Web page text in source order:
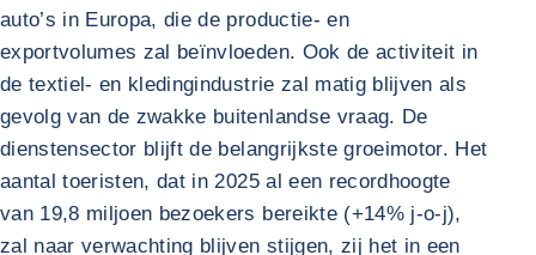
auto’s in Europa, die de productie- en
exportvolumes zal beïnvloeden. Ook de activiteit in
de textiel- en kledingindustrie zal matig blijven als
gevolg van de zwakke buitenlandse vraag. De
dienstensector blijft de belangrijkste groeimotor. Het
aantal toeristen, dat in 2025 al een recordhoogte
van 19,8 miljoen bezoekers bereikte (+14% j-o-j),
zal naar verwachting blijven stijgen, zij het in een